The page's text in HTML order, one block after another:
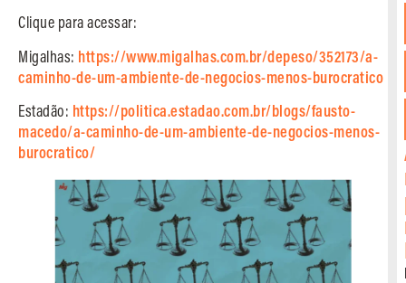
Clique para acessar:
Migalhas: https://www.migalhas.com.br/depeso/352173/a-
caminho-de-um-ambiente-de-negocios-menos-burocratico
Estadão: https://politica.estadao.com.br/blogs/fausto-
macedo/a-caminho-de-um-ambiente-de-negocios-menos-
burocratico/